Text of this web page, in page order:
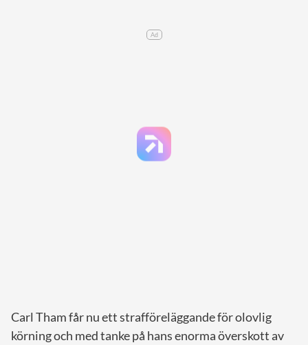
Ad
Carl Tham får nu ett strafföreläggande för olovlig
körning och med tanke på hans enorma överskott av